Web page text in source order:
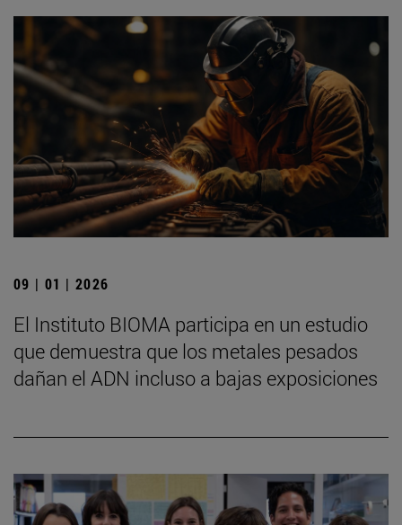
09 | 01 | 2026
El Instituto BIOMA participa en un estudio
que demuestra que los metales pesados
dañan el ADN incluso a bajas exposiciones